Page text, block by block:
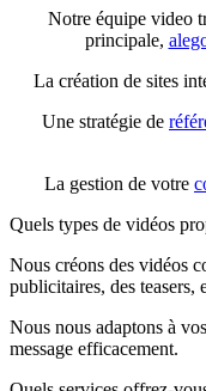
Notre équipe video
principale,
La création de sites
Une stratégie de
La gestion de votre
Quels types de vidéos
Nous créons des vidéos
publicitaires, des teasers,
Nous nous adaptons à
message efficacement.